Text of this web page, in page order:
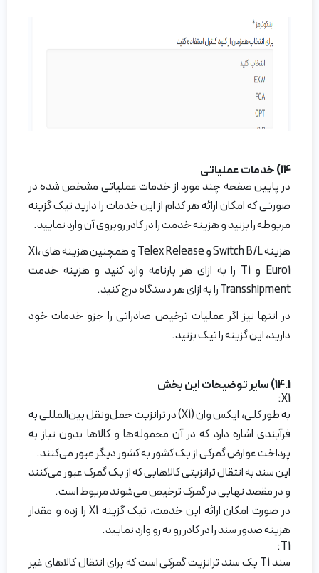
14) خدمات عملیاتی
در پایین صفحه چند مورد از خدمات عملیاتی مشخص شده در
صورتی که امکان ارائه هر کدام از این خدمات را دارید تیک گزینه
مربوطه را بزنید و هزینه خدمت را در کادر روبروی آن وارد نمایید.
هزینه Switch B/L و Telex Release و همچنین هزینه های X1،
Euro1 و T1 را به ازای هر بارنامه وارد کنید و هزینه خدمت
Transshipment را به ازای هر دستگاه درج کنید.
در انتها نیز اگر عملیات ترخیص صادراتی را جزو خدمات خود
دارید، این گزینه را تیک بزنید.
14.1) سایر توضیحات این بخش
X1:
به طور کلی، ایکس وان (X1) در ترانزیت حمل‌ونقل بین‌المللی به
فرآیندی اشاره دارد که در آن محموله‌ها و کالاها بدون نیاز به
پرداخت عوارض گمرکی از یک کشور به کشور دیگر عبور می‌کنند.
این سند به انتقال ترانزیتی کالاهایی که از یک گمرک عبور می‌کنند
و در مقصد نهایی در گمرک ترخیص می‌شوند مربوط است.
در صورت امکان ارائه این خدمت، تیک گزینه X1 را زده و مقدار
هزینه صدور سند را در کادر رو به رو وارد نمایید.
T1:
سند T1 یک سند ترانزیت گمرکی است که برای انتقال کالاهای غیر